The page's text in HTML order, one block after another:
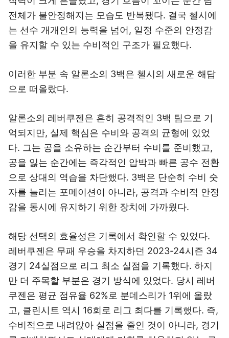
전체가 불안정해지는 모습도 반복됐다. 결국 첼시에
는 선수 개개인의 능력을 넘어, 일정 수준의 안정감
을 유지할 수 있는 수비적인 구조가 필요했다.
이러한 부분 속 알론소의 3백은 첼시의 새로운 해답
으로 떠올랐다.
알론소의 레버쿠젠은 흔히 공격적인 3백 팀으로 기
억되지만, 실제 핵심은 수비와 공격의 균형에 있었
다. 그는 공을 소유하는 순간부터 수비를 준비했고,
공을 잃는 순간에는 즉각적인 압박과 빠른 공수 전환
으로 상대의 역습을 차단했다. 3백은 단순히 수비 숫
자를 늘리는 포메이션이 아니라, 공격과 수비적 안정
감을 동시에 유지하기 위한 장치에 가까웠다.
해당 선택의 효율성은 기록에서 확인할 수 있었다.
레버쿠젠은 무패 우승을 차지하던 2023-24시즌 34
경기 24실점으로 리그 최소 실점을 기록했다. 하지
만 더 주목할 부분은 경기 방식에 있었다. 당시 레버
쿠젠은 평균 점유율 62%로 분데스리가 1위에 올랐
고, 클린시트 역시 16회로 리그 최다를 기록했다. 즉,
수비적으로 내려앉아 실점을 줄인 것이 아니라, 경기